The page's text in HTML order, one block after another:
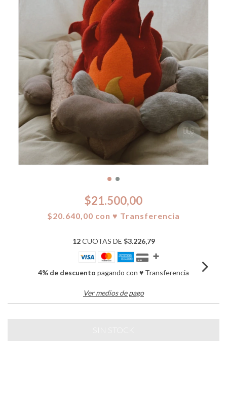
$21.500,00
$20.640,00 con ♥ Transferencia
12CUOTAS DE $3.226,79
4% de descuento pagando con ♥ Transferencia
Ver medios de pago